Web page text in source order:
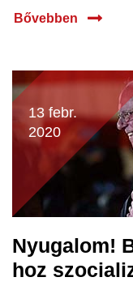
Bővebben
13 febr.
2020
Nyugalom!
hoz